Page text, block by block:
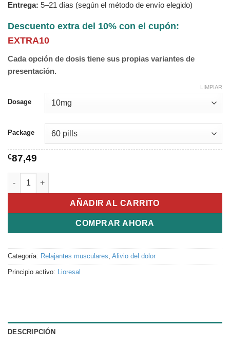
Entrega: 5–21 días (según el método de envío elegido)
Descuento extra del 10% con el cupón:
EXTRA10
Cada opción de dosis tiene sus propias variantes de
presentación.
Dosage
Package
LIMPIAR
€87,49
Lioresal cantidad
AÑADIR AL CARRITO
COMPRAR AHORA
Categoría: Relajantes musculares Alivio del dolor
Principio activo: Lioresal
DESCRIPCIÓN